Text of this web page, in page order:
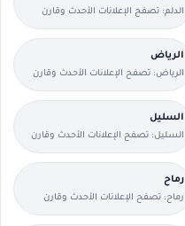
الدلم: تصفح الإعلانات الأحدث وقارن
التفاصيل بسرعة.
الرياض
الرياض: تصفح الإعلانات الأحدث وقارن
التفاصيل بسرعة.
السليل
السليل: تصفح الإعلانات الأحدث وقارن
التفاصيل بسرعة.
رماح
رماح: تصفح الإعلانات الأحدث وقارن
التفاصيل بسرعة.